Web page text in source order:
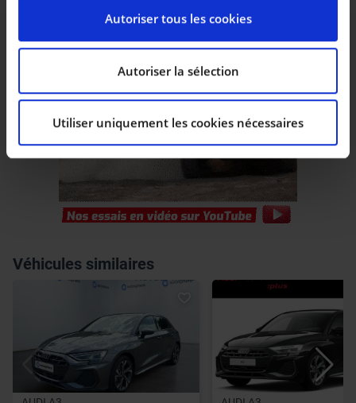
Pour en savoir plus sur le traitement de vos données
personnelles et définir vos préférences, reportez-vous
à lasection « Détails ». Vous pouvez modifier ou
retirer votre consentement à tout moment à partir de
Les cookies nous permettent de personnaliser le
contenu et les annonces, d’offrir des fonctionnalités
relatives aux médias sociaux et d’analyser notre trafic.
Nous partageons également des informations sur
l’utilisation de notre site avec nos partenaires de
médias sociaux, de publicité et d’analyse, qui peuvent
leur avez fournies ou qu’ils ont collectées lors de votre
utilisation de leurs services.
Autoriser tous les cookies
Autoriser la sélection
Utiliser uniquement les cookies nécessaires
Véhicules similaires